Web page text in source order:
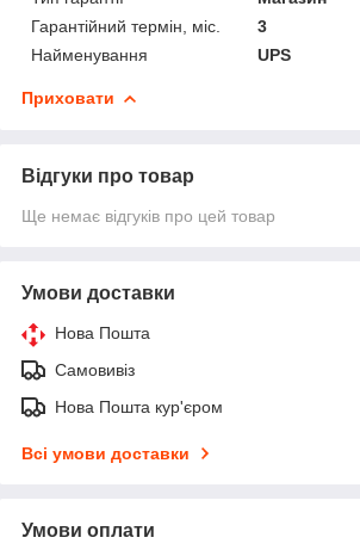
Гарантійний термін, міс.
3
Найменування
UPS
Приховати
Відгуки про товар
Ще немає відгуків про цей товар
Умови доставки
Нова Пошта
Самовивіз
Нова Пошта кур'єром
Всі умови доставки
Умови оплати